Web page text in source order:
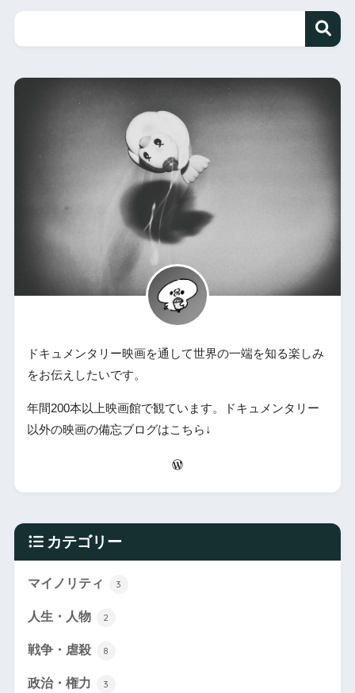
ドキュメンタリー映画を通して世界の一端を知る楽しみ
をお伝えしたいです。
年間200本以上映画館で観ています。ドキュメンタリー
以外の映画の備忘ブログはこちら↓
カテゴリー
マイノリティ 3
人生・人物 2
戦争・虐殺 8
政治・権力 3